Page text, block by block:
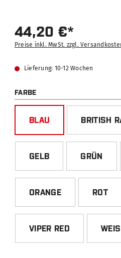
44,20 €*
Preise inkl. MwSt. zzgl.
Lieferung: 10-12 Wochen
FARBEAUSWÄHLEN
BLAU BRITISH
GELB GRÜN
ORANGE ROT
VIPER RED